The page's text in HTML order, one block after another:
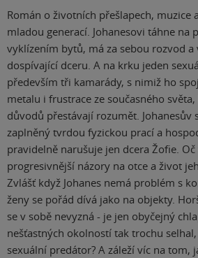
Román o životních přešlapech, muzice
mladou generací. Johanesovi táhne na
vyklízením bytů, má za sebou rozvod a
dospívající dceru. A na krku jeden
především tři kamarády, s nimiž ho
metalu i frustrace ze současného
důvodů přestávají rozumět. Johanesův
zaplněný tvrdou fyzickou prací a
pravidelně narušuje jen dcera Žofie.
progresivnější názory na otce a život
Zvlášť když Johanes nemá problém s
ženy se pořád dívá jako na objekty.
se v sobě nevyzná - je jen obyčejný
nešťastných okolností tak trochu
sexuální predátor? A záleží víc na tom,